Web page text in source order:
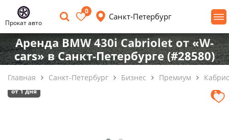
Прокат авто
0
Санкт-Петербург
Аренда BMW 430i Cabriolet от «W-
cars» в Санкт-Петербурге (#28580)
Главная Санкт-Петербург Бизнес Премиум
от 1 дня